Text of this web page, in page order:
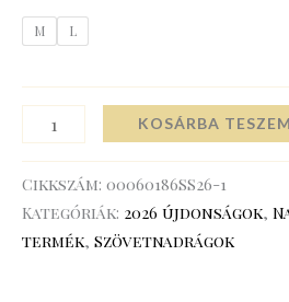
M L
KOSÁRBA TESZEM
Cikkszám: 00060186SS26-1
Kategóriák: 2026 újdonságok,
termék, Szövetnadrágok